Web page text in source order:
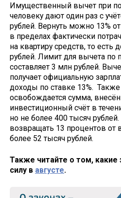
Имущественный вычет при
человеку дают один раз с
рублей. Вернуть можно 13%
в пределах фактически
на квартиру средств, то есть
рублей. Лимит для вычета по
составляет 3 млн рублей.
получает официальную
доходы по ставке 13%.
освобождается сумма,
инвестиционный счёт в
но не более 400 тысяч
возвращать 13 процентов от
более 52 тысяч рублей.
Также читайте о том, какие
силу в августе.